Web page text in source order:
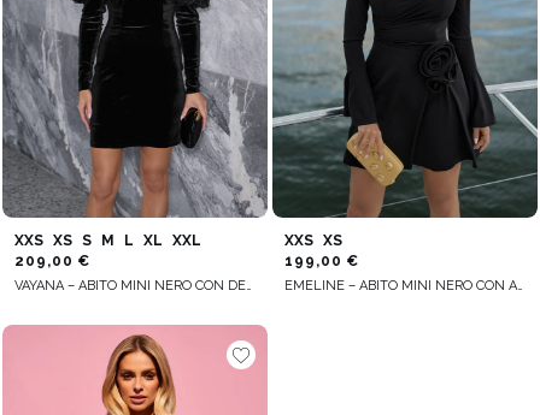
XXS XS S M L XL
XXL
209,00 €
VAYANA – ABITO MINI NERO CON DECORAZIONI FLOREALI
XXS XS
199,00 €
EMELINE – ABITO MINI NERO CON APPLICAZIONE FLOREALE